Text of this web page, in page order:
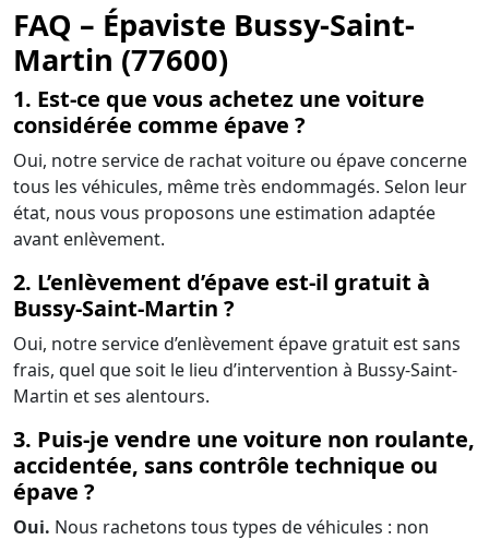
FAQ – Épaviste Bussy-Saint-
Martin (77600)
1. Est-ce que vous achetez une voiture
considérée comme épave ?
Oui, notre service de rachat voiture ou épave concerne
tous les véhicules, même très endommagés. Selon leur
état, nous vous proposons une estimation adaptée
avant enlèvement.
2. L’enlèvement d’épave est-il gratuit à
Bussy-Saint-Martin ?
Oui, notre service d’enlèvement épave gratuit est sans
frais, quel que soit le lieu d’intervention à Bussy-Saint-
Martin et ses alentours.
3. Puis-je vendre une voiture non roulante,
accidentée, sans contrôle technique ou
épave ?
Oui. Nous rachetons tous types de véhicules : non